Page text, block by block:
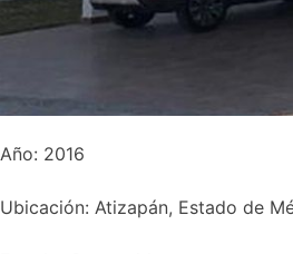
Año: 2016
Ubicación: Atizapán, Estado de